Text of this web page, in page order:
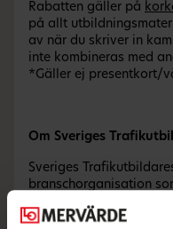
Rabatten gäller på
på allt
av när du skriver in
inte kombineras med
*Gäller ej presentkort/
Om Sveriges
Sveriges
branschorganisation
representerar cirka 80